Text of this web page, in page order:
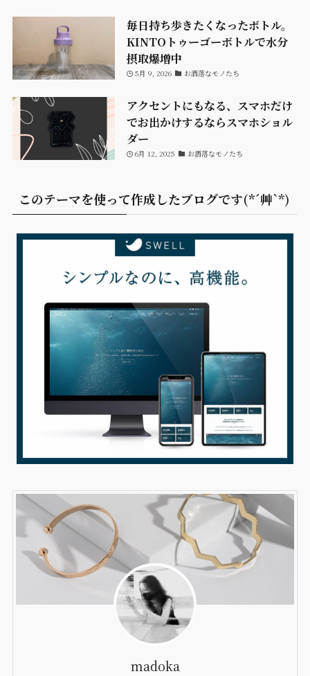
毎日持ち歩きたくなったボトル。
KINTOトゥーゴーボトルで水分
摂取爆増中
5月 9, 2026 お洒落なモノたち
アクセントにもなる、スマホだけ
でお出かけするならスマホショル
ダー
6月 12, 2025 お洒落なモノたち
このテーマを使って作成したブログです(*´艸`*)
madoka